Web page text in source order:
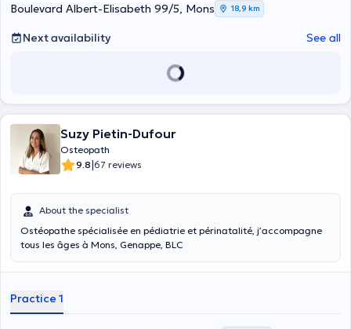
Boulevard Albert-Elisabeth 99/5, Mons
18,9 km
Next availability See all
Suzy Pietin-Dufour
Osteopath
9.8|67 reviews
About the specialist
Ostéopathe spécialisée en pédiatrie et périnatalité, j’accompagne
tous les âges à Mons, Genappe, BLC
Practice 1